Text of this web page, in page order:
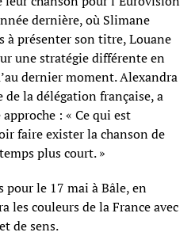
dernière, où Slimane
à présenter son titre, Louane
une stratégie différente en
dernier moment. Alexandra
la délégation française, a
: « Ce qui est
faire exister la chanson de
plus court. »
pour le 17 mai à Bâle, en
les couleurs de la France avec
de sens.